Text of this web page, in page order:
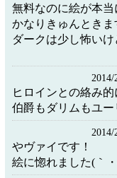
無料なのに絵が本
かなりきゅんときま
ダークは少し怖い
2014/
ヒロインとの絡み
伯爵もダリムもユー
2014/
やヴァイです！
絵に惚れました(｀